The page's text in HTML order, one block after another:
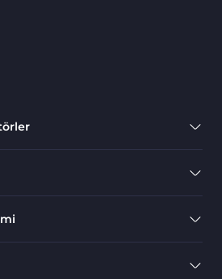
4 için Fibonacci
MT4
Piyasası MT4
Göstergeleri
Göstergeleri